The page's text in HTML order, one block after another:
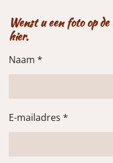
Wenst u een foto op
hier.
Naam *
E-mailadres *